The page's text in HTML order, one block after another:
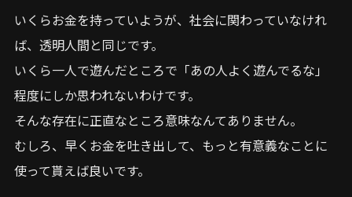
いくらお金を持っていようが、社会に関わっていなけれ
ば、透明人間と同じです。
いくら一人で遊んだところで「あの人よく遊んでるな」
程度にしか思われないわけです。
そんな存在に正直なところ意味なんてありません。
むしろ、早くお金を吐き出して、もっと有意義なことに
使って貰えば良いです。